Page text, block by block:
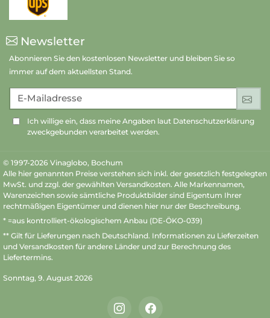
Newsletter
Abonnieren Sie den kostenlosen Newsletter und bleiben Sie so
immer auf dem aktuellsten Stand.
E-Mailadresse
Ich willige ein, dass meine Angaben laut Datenschutzerklärung
zweckgebunden verarbeitet werden.
© 1997-2026 Vinaglobo, Bochum
Alle hier genannten Preise verstehen sich inkl. der gesetzlich festgelegten
MwSt. und zzgl. der gewählten Versandkosten. Alle Markennamen,
Warenzeichen sowie sämtliche Produktbilder sind Eigentum Ihrer
rechtmäßigen Eigentümer und dienen hier nur der Beschreibung.
* =aus kontrolliert-ökologischem Anbau (DE-ÖKO-039)
** Gilt für Lieferungen nach Deutschland. Informationen zu Lieferzeiten
und Versandkosten für andere Länder und zur Berechnung des
Liefertermins.
Sonntag, 9. August 2026
InstagramFacebook